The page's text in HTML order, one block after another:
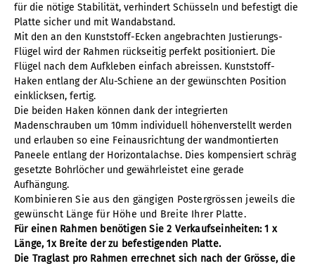
für die nötige Stabilität, verhindert Schüsseln und befestigt die
Platte sicher und mit Wandabstand.
Mit den an den Kunststoff-Ecken angebrachten Justierungs-
Flügel wird der Rahmen rückseitig perfekt positioniert. Die
Flügel nach dem Aufkleben einfach abreissen. Kunststoff-
Haken entlang der Alu-Schiene an der gewünschten Position
einklicksen, fertig.
Die beiden Haken können dank der integrierten
Madenschrauben um 10mm individuell höhenverstellt werden
und erlauben so eine Feinausrichtung der wandmontierten
Paneele entlang der Horizontalachse. Dies kompensiert schräg
gesetzte Bohrlöcher und gewährleistet eine gerade
Aufhängung.
Kombinieren Sie aus den gängigen Postergrössen jeweils die
gewünscht Länge für Höhe und Breite Ihrer Platte.
Für einen Rahmen benötigen Sie 2 Verkaufseinheiten: 1 x
Länge, 1x Breite der zu befestigenden Platte.
Die Traglast pro Rahmen errechnet sich nach der Grösse, die